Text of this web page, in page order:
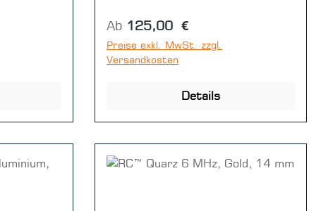
Regulärer Preis:
Ab 125,00 €
Preise exkl. MwSt. zzgl.
Versandkosten
Details